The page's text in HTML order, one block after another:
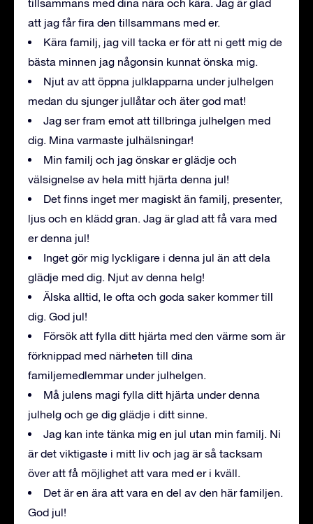
tillsammans med dina nära och kära. Jag är glad
att jag får fira den tillsammans med er.
Kära familj, jag vill tacka er för att ni gett mig de
bästa minnen jag någonsin kunnat önska mig.
Njut av att öppna julklapparna under julhelgen
medan du sjunger jullåtar och äter god mat!
Jag ser fram emot att tillbringa julhelgen med
dig. Mina varmaste julhälsningar!
Min familj och jag önskar er glädje och
välsignelse av hela mitt hjärta denna jul!
Det finns inget mer magiskt än familj, presenter,
ljus och en klädd gran. Jag är glad att få vara med
er denna jul!
Inget gör mig lyckligare i denna jul än att dela
glädje med dig. Njut av denna helg!
Älska alltid, le ofta och goda saker kommer till
dig. God jul!
Försök att fylla ditt hjärta med den värme som är
förknippad med närheten till dina
familjemedlemmar under julhelgen.
Må julens magi fylla ditt hjärta under denna
julhelg och ge dig glädje i ditt sinne.
Jag kan inte tänka mig en jul utan min familj. Ni
är det viktigaste i mitt liv och jag är så tacksam
över att få möjlighet att vara med er i kväll.
Det är en ära att vara en del av den här familjen.
God jul!